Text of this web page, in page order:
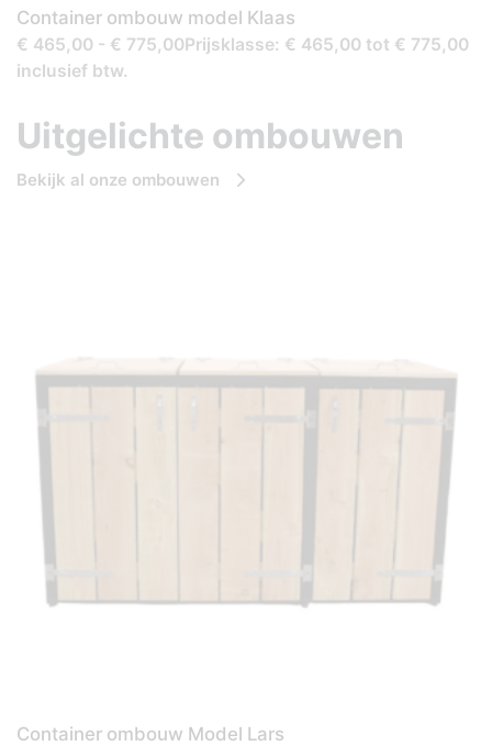
Container ombouw model Klaas
€ 465,00 - € 775,00Prijsklasse: € 465,00 tot € 775,00
inclusief btw.
Uitgelichte ombouwen
Bekijk al onze ombouwen
Container ombouw Model Lars